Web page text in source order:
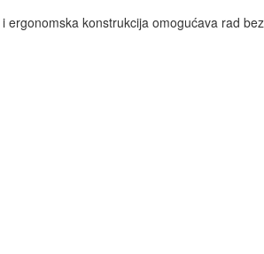
konstrukcija omogućava rad